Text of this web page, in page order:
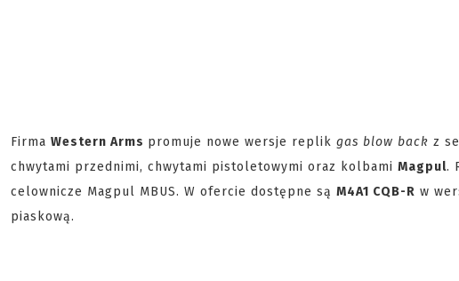
Firma Western Arms promuje nowe wersje replik gas blow back z
chwytami przednimi, chwytami pistoletowymi oraz kolbami Magpul.
celownicze Magpul MBUS. W ofercie dostępne są M4A1 CQB-R w
piaskową.